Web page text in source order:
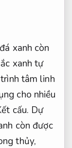
đá xanh còn
xanh tự
tâm linh
cho nhiều
cấu. Dự
còn được
thủy,